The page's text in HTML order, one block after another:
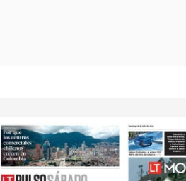
Opens in new window Opens in